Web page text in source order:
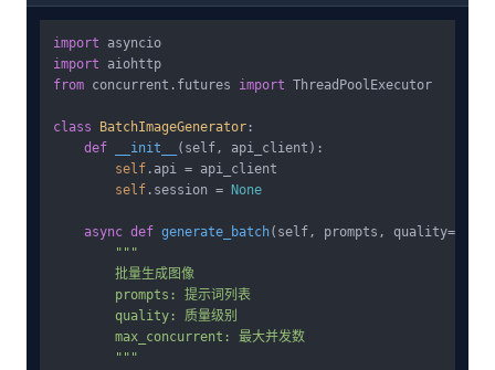
import
import
from concurrent.futures import ThreadPoolExecutor
class BatchImageGenerator :
def
__init__ ( self, api_client ):
self .api = api_client
self .session = None
async def generate_batch( self, prompts, quality=
"""
        批量生成图像
        prompts: 提示词列表
        quality: 质量级别
        max_concurrent: 最大并发数
        """